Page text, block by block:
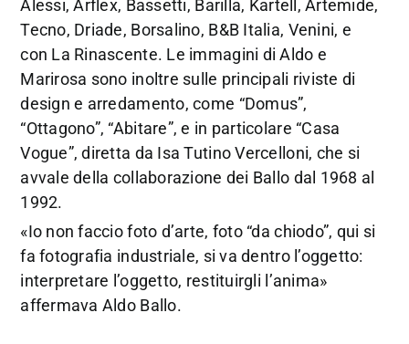
Alessi, Arflex, Bassetti, Barilla, Kartell, Artemide,
Tecno, Driade, Borsalino, B&B Italia, Venini, e
con La Rinascente. Le immagini di Aldo e
Marirosa sono inoltre sulle principali riviste di
design e arredamento, come “Domus”,
“Ottagono”, “Abitare”, e in particolare “Casa
Vogue”, diretta da Isa Tutino Vercelloni, che si
avvale della collaborazione dei Ballo dal 1968 al
1992.
«Io non faccio foto d’arte, foto “da chiodo”, qui si
fa fotografia industriale, si va dentro l’oggetto:
interpretare l’oggetto, restituirgli l’anima»
affermava Aldo Ballo.